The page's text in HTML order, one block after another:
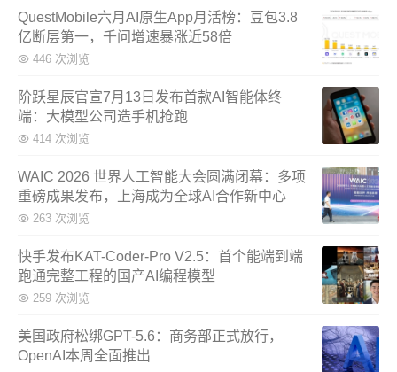
QuestMobile六月AI原生App月活榜：豆包3.8
亿断层第一，千问增速暴涨近58倍
446 次浏览
阶跃星辰官宣7月13日发布首款AI智能体终
端：大模型公司造手机抢跑
414 次浏览
WAIC 2026 世界人工智能大会圆满闭幕：多项
重磅成果发布，上海成为全球AI合作新中心
263 次浏览
快手发布KAT-Coder-Pro V2.5：首个能端到端
跑通完整工程的国产AI编程模型
259 次浏览
美国政府松绑GPT-5.6：商务部正式放行，
OpenAI本周全面推出